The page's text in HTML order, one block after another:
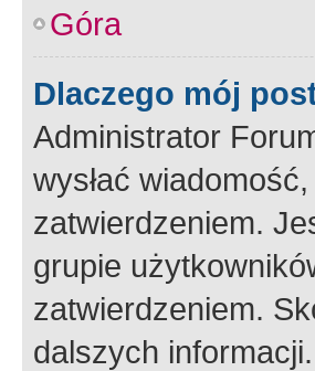
Góra
Dlaczego mój
Administrator
wysłać
zatwierdzeniem.
grupie
zatwierdzeniem.
dalszych informacji.